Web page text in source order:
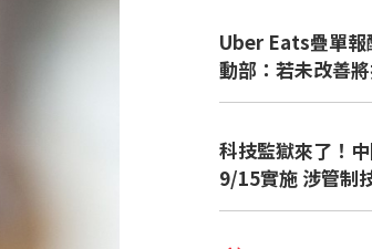
Uber Eats疊單報
動部：若未改善
科技監獄來了！
9/15實施 涉管制